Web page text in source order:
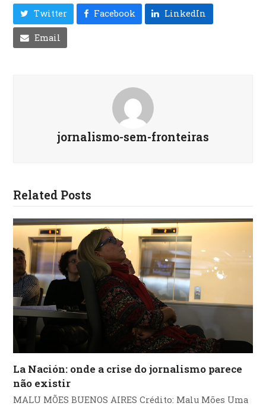
Twitter Facebook LinkedIn
Email
jornalismo-sem-fronteiras
Related Posts
La Nación: onde a crise do jornalismo parece
não existir
MALU MÕES BUENOS AIRES Crédito: Malu Mões Uma